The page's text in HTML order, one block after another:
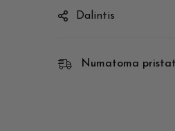
Dalintis
Numatoma